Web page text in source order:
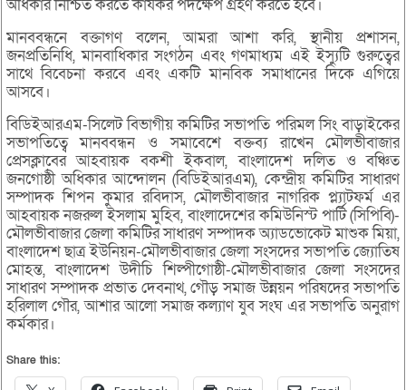
অধিকার নিশ্চিত করতে কার্যকর পদক্ষেপ গ্রহণ করতে হবে।
মানববন্ধনে বক্তাগণ বলেন, আমরা আশা করি, স্থানীয় প্রশাসন,
জনপ্রতিনিধি, মানবাধিকার সংগঠন এবং গণমাধ্যম এই ইস্যুটি গুরুত্বের
সাথে বিবেচনা করবে এবং একটি মানবিক সমাধানের দিকে এগিয়ে
আসবে।
বিডিইআরএম-সিলেট বিভাগীয় কমিটির সভাপতি পরিমল সিং বাড়াইকের
সভাপতিত্বে মানববন্ধন ও সমাবেশে বক্তব্য রাখেন মৌলভীবাজার
প্রেসক্লাবের আহবায়ক বকশী ইকবাল, বাংলাদেশ দলিত ও বঞ্চিত
জনগোষ্ঠী অধিকার আন্দোলন (বিডিইআরএম), কেন্দ্রীয় কমিটির সাধারণ
সম্পাদক শিপন কুমার রবিদাস, মৌলভীবাজার নাগরিক প্ল্যাটফর্ম এর
আহবায়ক নজরুল ইসলাম মুহিব, বাংলাদেশের কমিউনিস্ট পার্টি (সিপিবি)-
মৌলভীবাজার জেলা কমিটির সাধারণ সম্পাদক অ্যাডভোকেট মাশুক মিয়া,
বাংলাদেশ ছাত্র ইউনিয়ন-মৌলভীবাজার জেলা সংসদের সভাপতি জ্যোতিষ
মোহন্ত, বাংলাদেশ উদীচি শিল্পীগোষ্ঠী-মৌলভীবাজার জেলা সংসদের
সাধারণ সম্পাদক প্রভাত দেবনাথ, গৌড় সমাজ উন্নয়ন পরিষদের সভাপতি
হরিলাল গৌর, আশার আলো সমাজ কল্যাণ যুব সংঘ এর সভাপতি অনুরাগ
কর্মকার।
Share this: